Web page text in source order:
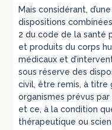
Mais considérant,
dispositions
2 du code de la santé
et produits du corps
médicaux et
sous réserve des
civil, être remis, à titre
organismes prévus
et ce, à la condition
thérapeutique ou